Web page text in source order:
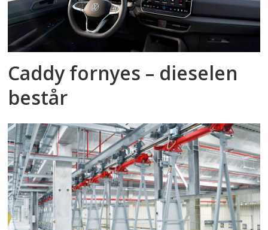
Caddy fornyes – dieselen
består